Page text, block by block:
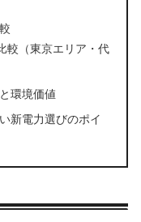
較（東京エリア・代
環境価値
新電力選びのポイ